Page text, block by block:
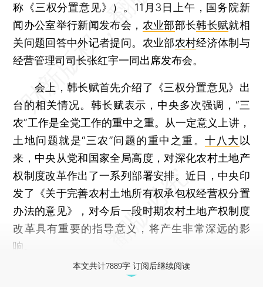
称《三权分置意见》）。11月3日上午，国务院新
闻办公室举行新闻发布会， 农业部部长韩长赋就相
关问题回答中外记者提问。农业部农村经济体制与
经营管理司司长张红宇一同出席发布会。
会上，韩长赋首先介绍了《三权分置意见》出
台的相关情况。韩长赋表示，中央多次强调，“三
农”工作是全党工作的重中之重。从一定意义上讲，
土地问题就是“三农”问题的重中之重。十八大 以
来，中央从党和国家全局高度，对深化农村土地产
权制度改革作出了一系列部署安排。近日，中央印
发了《关于完善农村土地所有权承包权经营权分置
办法的意见》，对今后一段时期农村土地产权制度
改革具有重要的指导意义，将产生非常深远的影
响。
本文共计7889字 订阅后继续阅读